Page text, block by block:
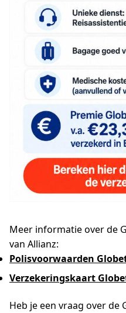
Meer informatie over de
van Allianz:
Polisvoorwaarden
Verzekeringskaart
Heb je een vraag over